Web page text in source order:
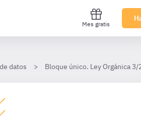
Mes gratis
datos Bloque único. Ley Orgánica